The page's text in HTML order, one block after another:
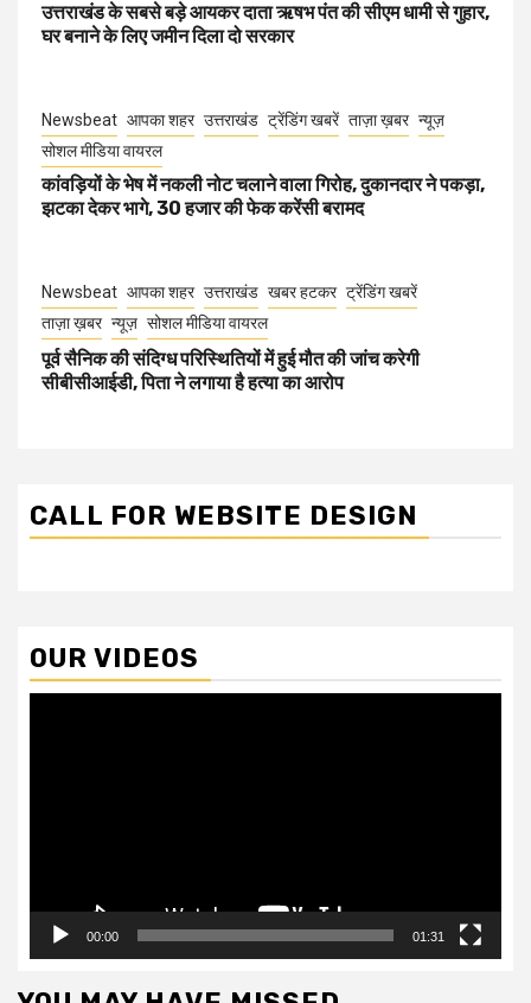
उत्तराखंड के सबसे बड़े आयकर दाता ऋषभ पंत की सीएम धामी से गुहार,
घर बनाने के लिए जमीन दिला दो सरकार
Newsbeat आपका शहर उत्तराखंड ट्रेंडिंग खबरें ताज़ा ख़बर न्यूज़
सोशल मीडिया वायरल
कांवड़ियों के भेष में नकली नोट चलाने वाला गिरोह, दुकानदार ने पकड़ा,
झटका देकर भागे, 30 हजार की फेक करेंसी बरामद
Newsbeat आपका शहर उत्तराखंड खबर हटकर ट्रेंडिंग खबरें
ताज़ा ख़बर न्यूज़ सोशल मीडिया वायरल
पूर्व सैनिक की संदिग्ध परिस्थितियों में हुई मौत की जांच करेगी
सीबीसीआईडी, पिता ने लगाया है हत्या का आरोप
CALL FOR WEBSITE DESIGN
OUR VIDEOS
00:00 01:31